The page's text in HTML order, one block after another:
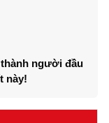
người đầu
này!